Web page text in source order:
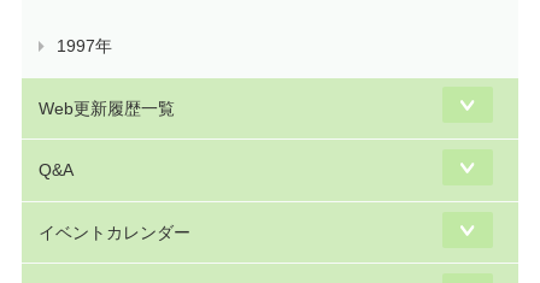
1997年
Web更新履歴一覧
Q&A
イベントカレンダー